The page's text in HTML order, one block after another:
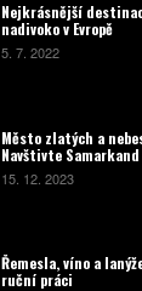
Nejkrásnější
nadivoko v Evropě
5. 7. 2022
Město zlatých a
Navštivte
15. 12. 2023
Řemesla, víno a
ruční práci